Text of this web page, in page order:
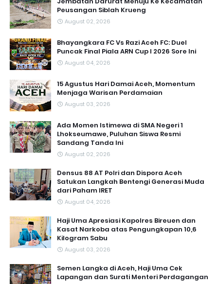
Peusangan Siblah Krueng
August 02, 2026
Bhayangkara FC Vs Razi Aceh FC: Duel
Puncak Final Piala ARN Cup I 2026 Sore Ini
August 04, 2026
15 Agustus Hari Damai Aceh, Momentum
Menjaga Warisan Perdamaian
August 03, 2026
Ada Momen Istimewa di SMA Negeri 1
Lhokseumawe, Puluhan Siswa Resmi
Sandang Tanda Ini
August 02, 2026
Densus 88 AT Polri dan Dispora Aceh
Satukan Langkah Bentengi Generasi Muda
dari Paham IRET
August 04, 2026
Haji Uma Apresiasi Kapolres Bireuen dan
Kasat Narkoba atas Pengungkapan 10,6
Kilogram Sabu
August 03, 2026
Semen Langka di Aceh, Haji Uma Cek
Lapangan dan Surati Menteri Perdagangan